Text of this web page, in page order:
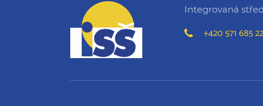
Integrovaná
+420 571 685